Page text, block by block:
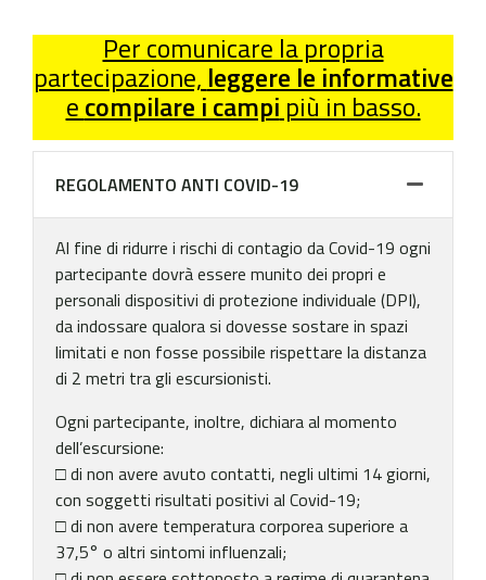
Per comunicare la propria
partecipazione, leggere le informative
ecompilare i campi più in basso.
REGOLAMENTO ANTI COVID-19
Al fine di ridurre i rischi di contagio da Covid-19 ogni
partecipante dovrà essere munito dei propri e
personali dispositivi di protezione individuale (DPI),
da indossare qualora si dovesse sostare in spazi
limitati e non fosse possibile rispettare la distanza
di 2 metri tra gli escursionisti.
Ogni partecipante, inoltre, dichiara al momento
dell’escursione:
□ di non avere avuto contatti, negli ultimi 14 giorni,
con soggetti risultati positivi al Covid-19;
□ di non avere temperatura corporea superiore a
37,5° o altri sintomi influenzali;